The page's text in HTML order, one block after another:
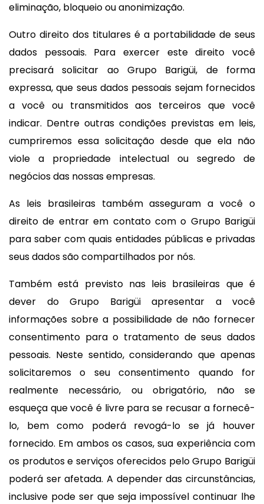
eliminação, bloqueio ou anonimização.
Outro direito dos titulares é a portabilidade de seus
dados pessoais. Para exercer este direito você
precisará solicitar ao Grupo Barigüi, de forma
expressa, que seus dados pessoais sejam fornecidos
a você ou transmitidos aos terceiros que você
indicar. Dentre outras condições previstas em leis,
cumpriremos essa solicitação desde que ela não
viole a propriedade intelectual ou segredo de
negócios das nossas empresas.
As leis brasileiras também asseguram a você o
direito de entrar em contato com o Grupo Barigüi
para saber com quais entidades públicas e privadas
seus dados são compartilhados por nós.
Também está previsto nas leis brasileiras que é
dever do Grupo Barigüi apresentar a você
informações sobre a possibilidade de não fornecer
consentimento para o tratamento de seus dados
pessoais. Neste sentido, considerando que apenas
solicitaremos o seu consentimento quando for
realmente necessário, ou obrigatório, não se
esqueça que você é livre para se recusar a fornecê-
lo, bem como poderá revogá-lo se já houver
fornecido. Em ambos os casos, sua experiência com
os produtos e serviços oferecidos pelo Grupo Barigüi
poderá ser afetada. A depender das circunstâncias,
inclusive pode ser que seja impossível continuar lhe